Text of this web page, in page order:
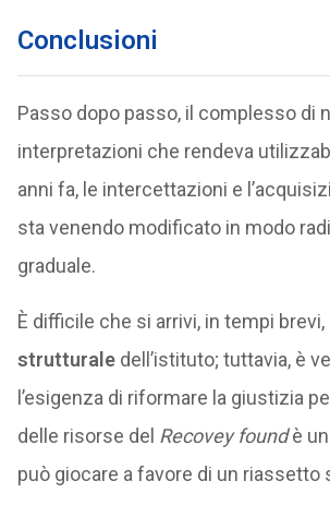
Conclusioni
Passo dopo passo, il complesso di
interpretazioni che rendeva
anni fa, le intercettazioni e
sta venendo modificato in modo
graduale.
È difficile che si arrivi, in tempi brevi,
strutturaledell’istituto; tuttavia, è
l’esigenza di riformare la giustizia
delle risorse del Recovey foundè
può giocare a favore di un riassetto